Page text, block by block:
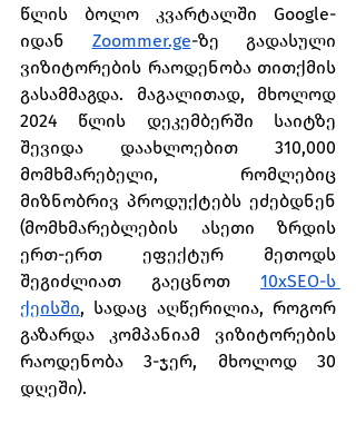
წლის ბოლო კვარტალში Google-
იდან Zoommer.ge-ზე გადასული
ვიზიტორების რაოდენობა თითქმის
გასამმაგდა. მაგალითად, მხოლოდ
2024 წლის დეკემბერში საიტზე
შევიდა დაახლოებით 310,000
მომხმარებელი, რომლებიც
მიზნობრივ პროდუქტებს ეძებდნენ
(მომხმარებლების ასეთი ზრდის
ერთ-ერთ ეფექტურ მეთოდს
შეგიძლიათ გაეცნოთ 10xSEO-ს
ქეისში, სადაც აღწერილია, როგორ
გაზარდა კომპანიამ ვიზიტორების
რაოდენობა 3-ჯერ, მხოლოდ 30
დღეში).